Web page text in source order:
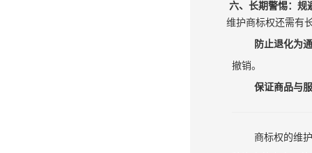
六、长期警惕：规
维护商标权还需有
防止退化为
撤销。
保证商品与
商标权的维